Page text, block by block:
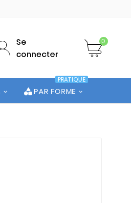
Se
connecter
0
PAR FORME
PRATIQUE